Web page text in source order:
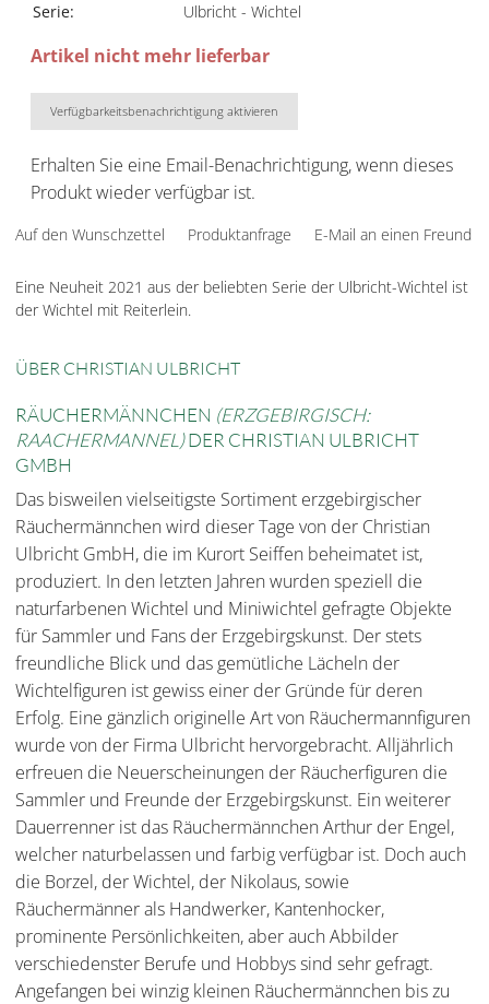
Serie:
Ulbricht - Wichtel
Artikel nicht mehr lieferbar
Verfügbarkeitsbenachrichtigung aktivieren
Erhalten Sie eine Email-Benachrichtigung, wenn dieses
Produkt wieder verfügbar ist.
Auf den Wunschzettel Produktanfrage E-Mail an einen Freund
Eine Neuheit 2021 aus der beliebten Serie der Ulbricht-Wichtel ist
der Wichtel mit Reiterlein.
ÜBER CHRISTIAN ULBRICHT
RÄUCHERMÄNNCHEN (ERZGEBIRGISCH:
RAACHERMANNEL)DER CHRISTIAN ULBRICHT
GMBH
Das bisweilen vielseitigste Sortiment erzgebirgischer
Räuchermännchen wird dieser Tage von der Christian
Ulbricht GmbH, die im Kurort Seiffen beheimatet ist,
produziert. In den letzten Jahren wurden speziell die
naturfarbenen Wichtel und Miniwichtel gefragte Objekte
für Sammler und Fans der Erzgebirgskunst. Der stets
freundliche Blick und das gemütliche Lächeln der
Wichtelfiguren ist gewiss einer der Gründe für deren
Erfolg. Eine gänzlich originelle Art von Räuchermannfiguren
wurde von der Firma Ulbricht hervorgebracht. Alljährlich
erfreuen die Neuerscheinungen der Räucherfiguren die
Sammler und Freunde der Erzgebirgskunst. Ein weiterer
Dauerrenner ist das Räuchermännchen Arthur der Engel,
welcher naturbelassen und farbig verfügbar ist. Doch auch
die Borzel, der Wichtel, der Nikolaus, sowie
Räuchermänner als Handwerker, Kantenhocker,
prominente Persönlichkeiten, aber auch Abbilder
verschiedenster Berufe und Hobbys sind sehr gefragt.
Angefangen bei winzig kleinen Räuchermännchen bis zu